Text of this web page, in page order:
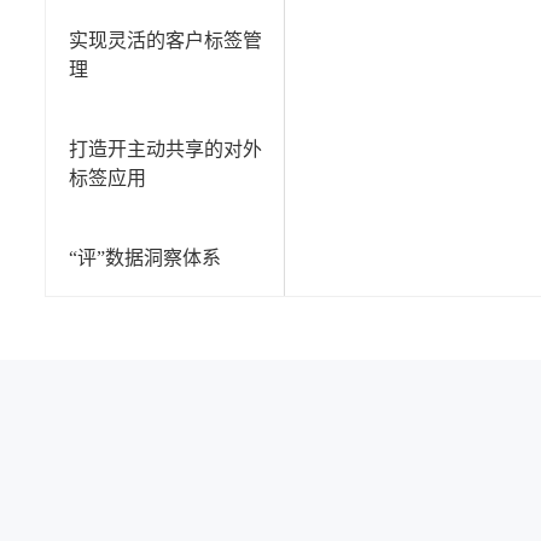
实现灵活的客户标签管
理
打造开主动共享的对外
标签应用
“评”数据洞察体系